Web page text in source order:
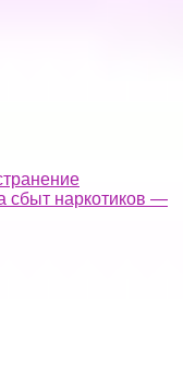
сбыт наркотиков —